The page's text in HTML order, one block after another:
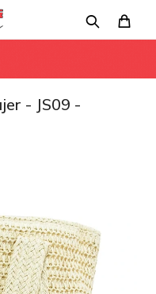
- JS09 -